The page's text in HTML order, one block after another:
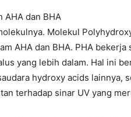
AHA dan BHA
Molekul
AHA dan BHA. PHA
yang lebih dalam. Hal ini
hydroxy acids lainnya,
terhadap sinar UV yang